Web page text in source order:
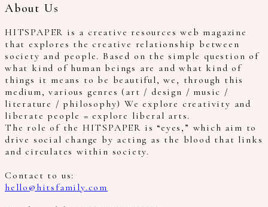
About Us
HITSPAPER is a creative resources web magazine
that explores the creative relationship between
society and people. Based on the simple question of
what kind of human beings are and what kind of
things it means to be beautiful, we, through this
medium, various genres (art / design / music /
literature / philosophy) We explore creativity and
liberate people = explore liberal arts.
The role of the HITSPAPER is “eyes,” which aim to
drive social change by acting as the blood that links
and circulates within society.
Contact to us:
hello@hitsfamily.com